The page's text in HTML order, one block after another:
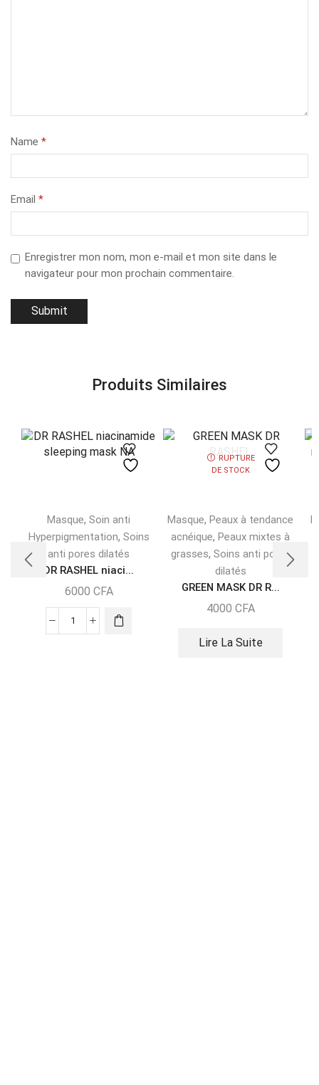
Name *
Email *
Enregistrer mon nom, mon e-mail et mon site dans le
navigateur pour mon prochain commentaire.
Produits Similaires
Masque, Soin anti
Hyperpigmentation, Soins
anti pores dilatés
DR RASHEL niaci...
6000 CFA
RUPTURE
DE STOCK
Masque, Peaux à tendance
acnéique, Peaux mixtes à
grasses, Soins anti pores
dilatés
GREEN MASK DR R...
4000 CFA
Lire La Suite